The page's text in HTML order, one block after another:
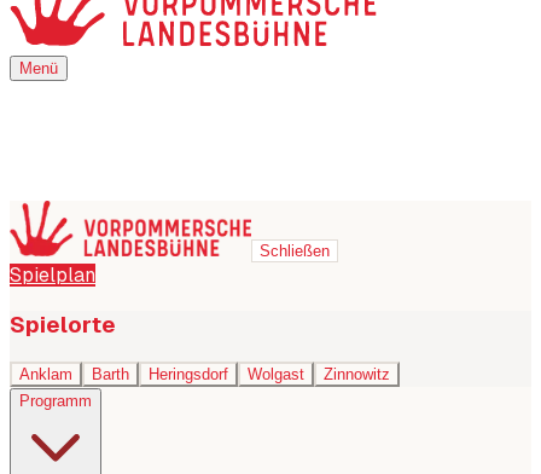
Menü
Menü
Schließen
Spielplan
Spielorte
Anklam Barth Heringsdorf Wolgast
Zinnowitz
Programm